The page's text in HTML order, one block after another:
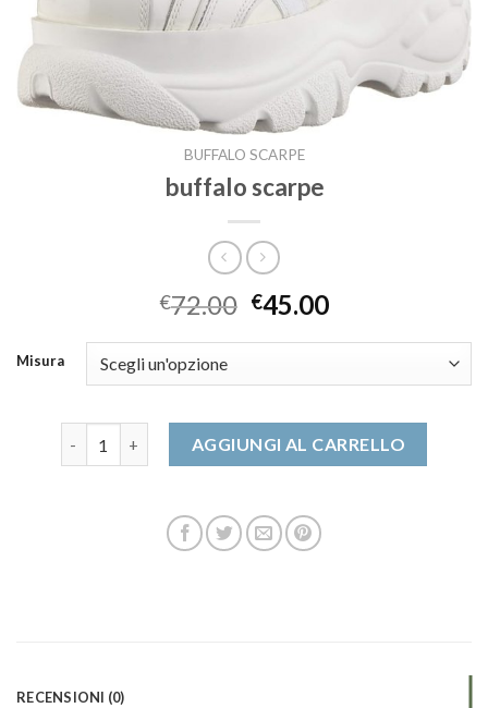
BUFFALO SCARPE
buffalo scarpe
€72.00 €45.00
Misura
AGGIUNGI AL CARRELLO
RECENSIONI (0)